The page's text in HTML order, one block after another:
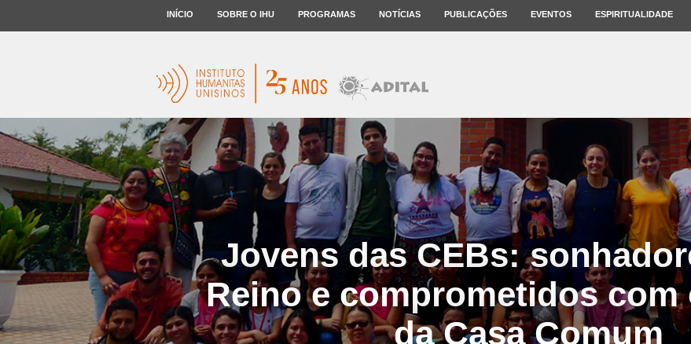
INÍCIO SOBRE O IHU PROGRAMAS NOTÍCIAS PUBLICAÇÕES EVENTOS ESPIRITUALIDADE
Jovens das CEBs:
Reino e comprometidos com
da Casa Comum